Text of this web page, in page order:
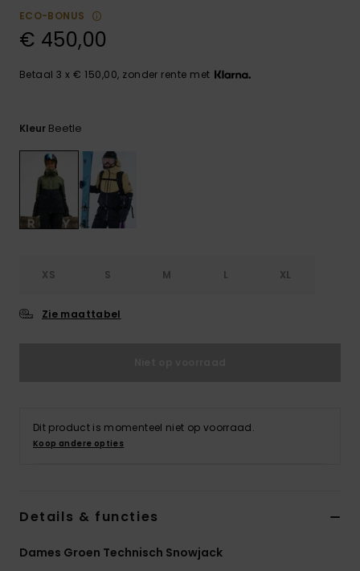
ROXY APP
VERLANGLIJST
ECO-BONUS
€ 450,00
Betaal 3 x € 150,00, zonder rente met
Kleur Beetle
XS S M L XL
Zie maattabel
Dit product is momenteel niet op voorraad.
Koop andere opties
Details & functies
Dames Groen Technisch Snowjack